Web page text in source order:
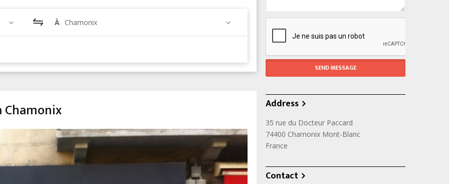
À Chamonix
Address
35 rue du Docteur Paccard
74400 Chamonix Mont-Blanc
France
Contact